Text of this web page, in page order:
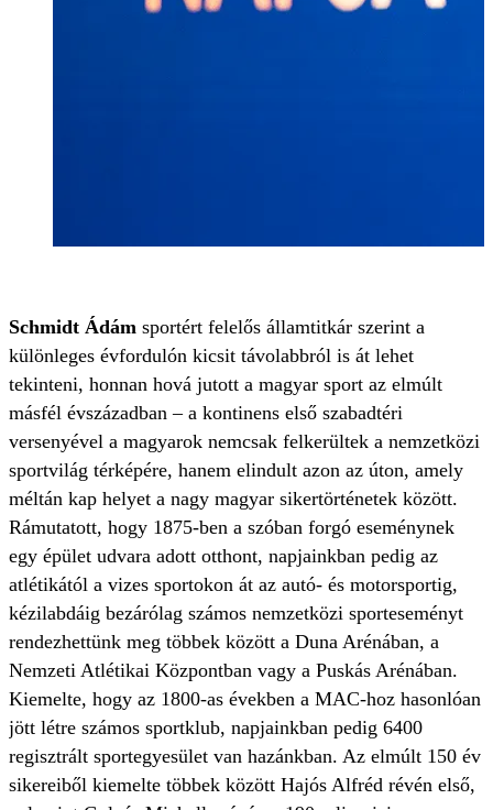
Schmidt Ádám sportért felelős államtitkár szerint a
különleges évfordulón kicsit távolabbról is át lehet
tekinteni, honnan hová jutott a magyar sport az elmúlt
másfél évszázadban – a kontinens első szabadtéri
versenyével a magyarok nemcsak felkerültek a nemzetközi
sportvilág térképére, hanem elindult azon az úton, amely
méltán kap helyet a nagy magyar sikertörténetek között.
Rámutatott, hogy 1875-ben a szóban forgó eseménynek
egy épület udvara adott otthont, napjainkban pedig az
atlétikától a vizes sportokon át az autó- és motorsportig,
kézilabdáig bezárólag számos nemzetközi sporteseményt
rendezhettünk meg többek között a Duna Arénában, a
Nemzeti Atlétikai Központban vagy a Puskás Arénában.
Kiemelte, hogy az 1800-as években a MAC-hoz hasonlóan
jött létre számos sportklub, napjainkban pedig 6400
regisztrált sportegyesület van hazánkban. Az elmúlt 150 év
sikereiből kiemelte többek között Hajós Alfréd révén első,